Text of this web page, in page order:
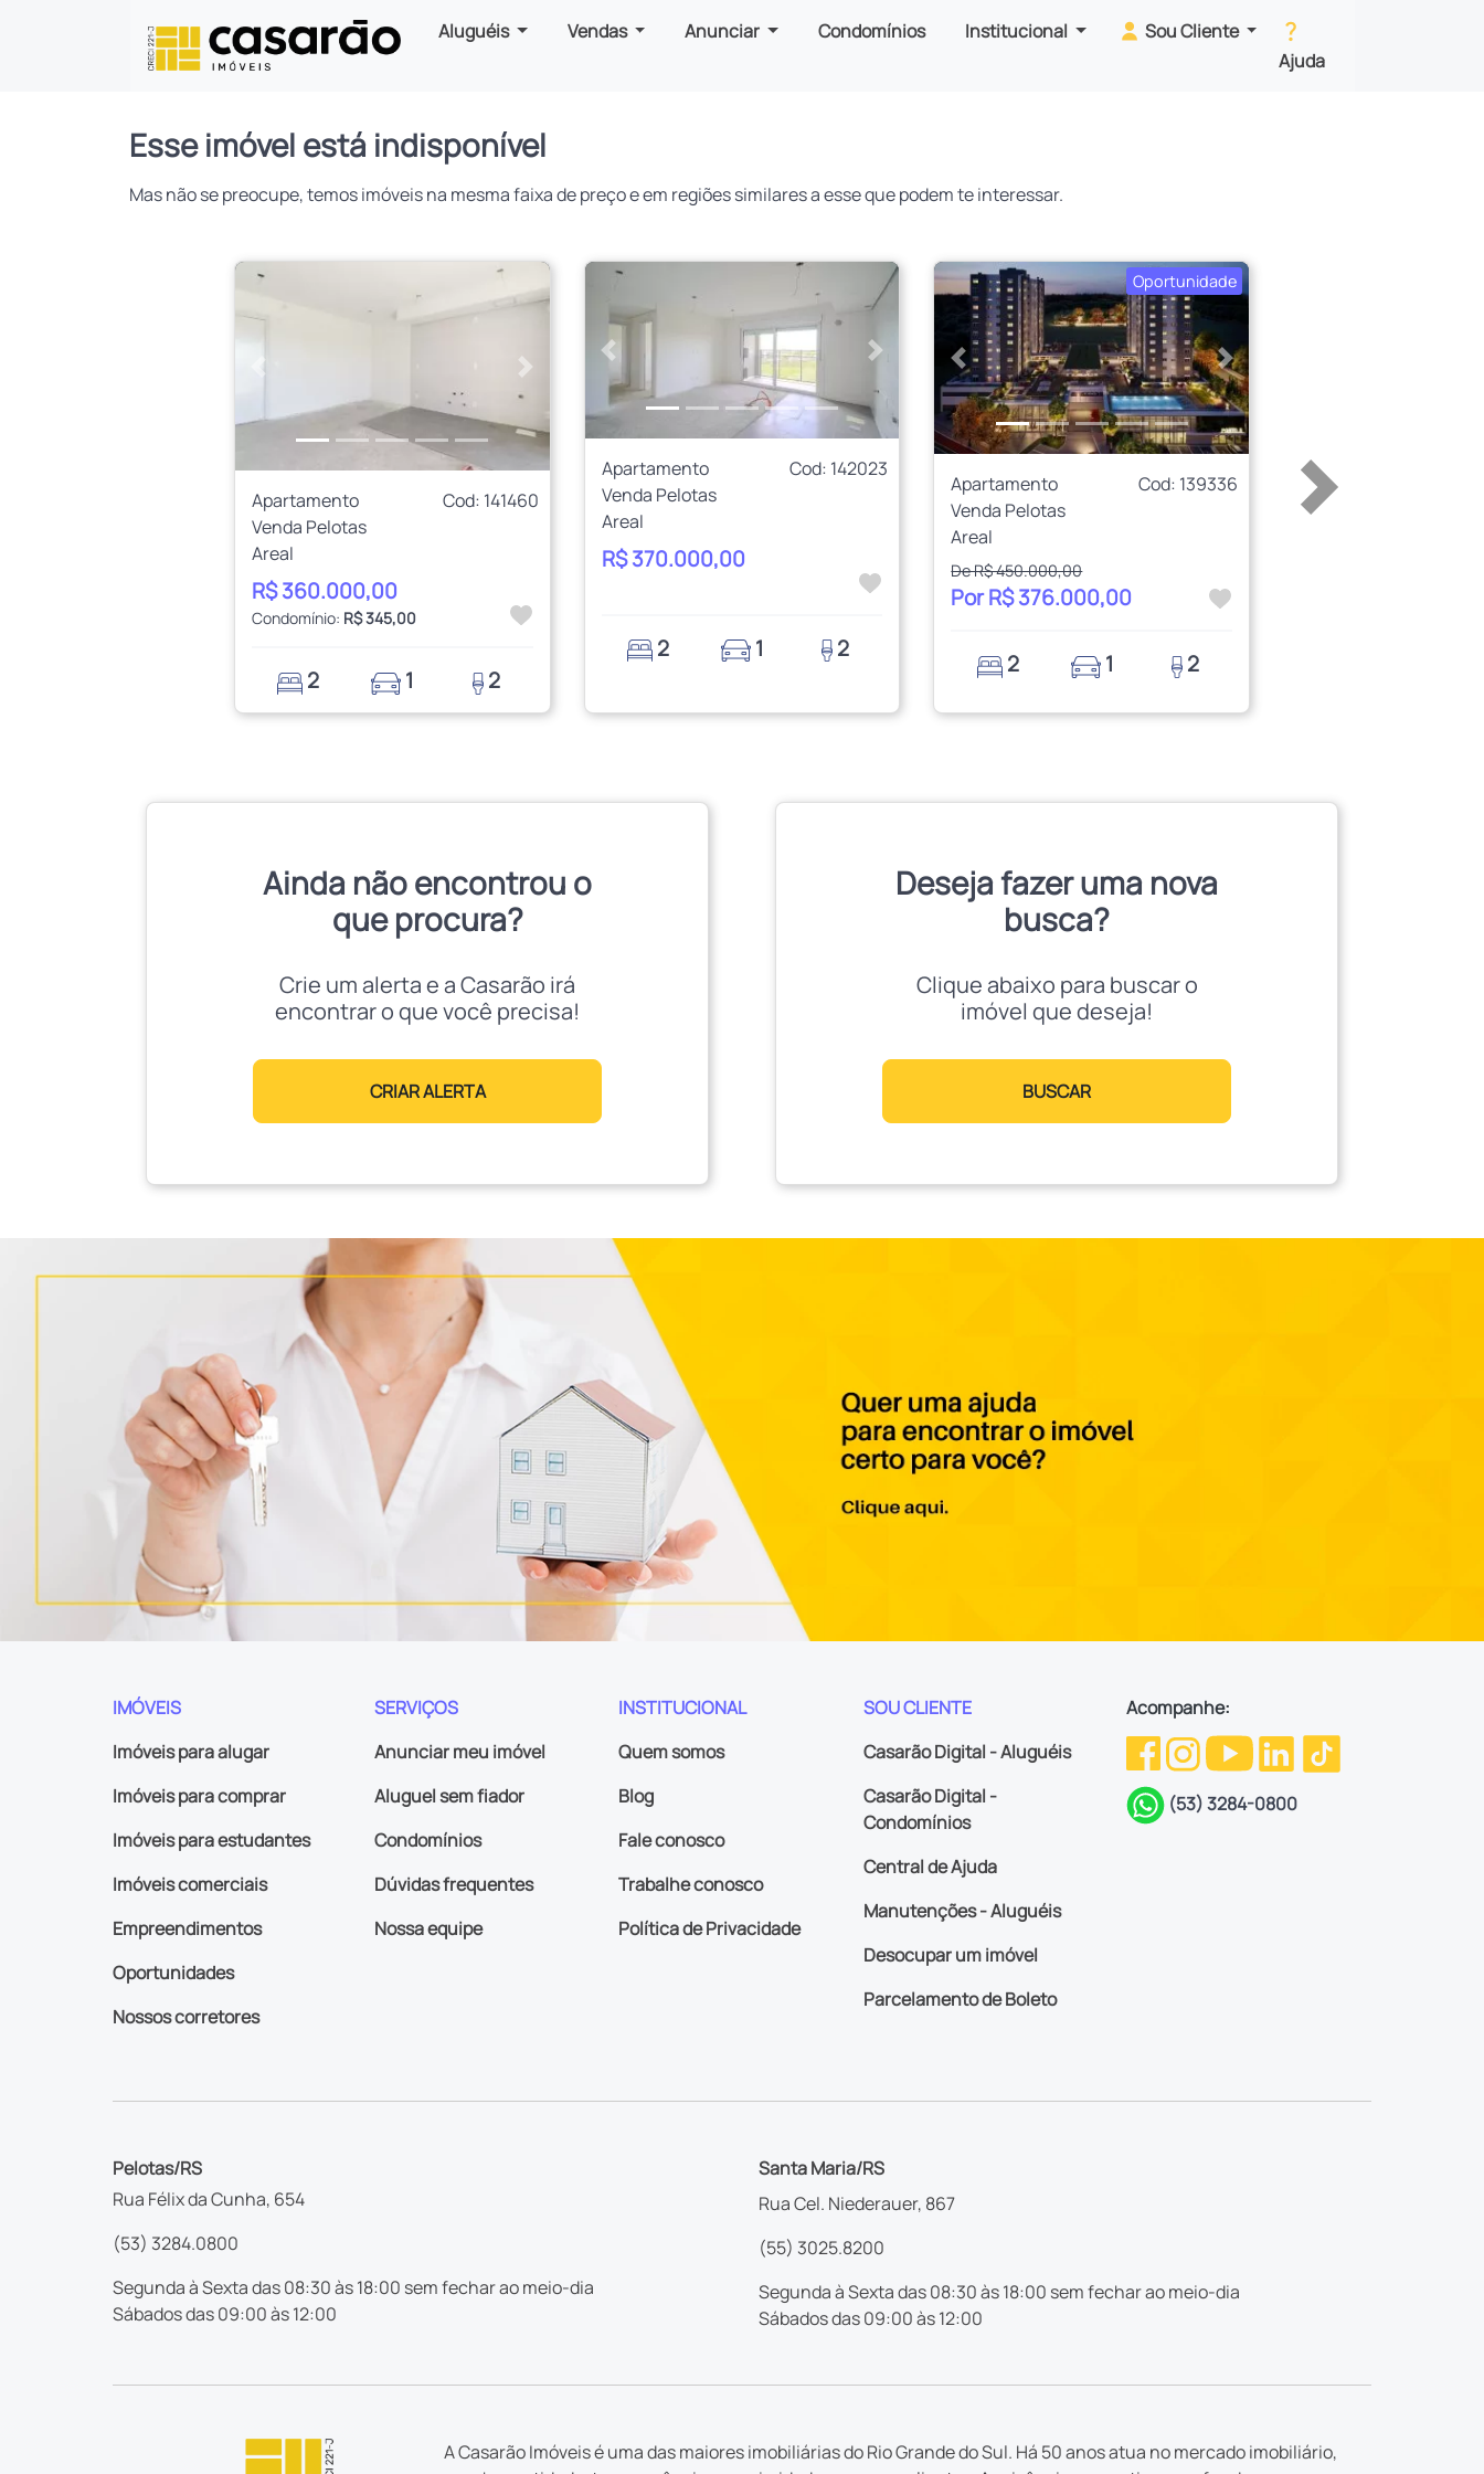
Aluguéis Vendas Anunciar Condomínios Institucional
Sou Cliente
Ajuda
Esse imóvel está indisponível
Mas não se preocupe, temos imóveis na mesma faixa de preço e em regiões similares a esse que podem te interessar.
Anterior Próximo
Apartamento
Cod: 141460
Venda Pelotas
Areal
R$ 360.000,00
Condomínio: R$ 345,00
2 1 2
Anterior Próximo
Apartamento
Cod: 142023
Venda Pelotas
Areal
R$ 370.000,00
2 1 2
Oportunidade
Anterior Próximo
Apartamento
Cod: 139336
Venda Pelotas
Areal
De R$ 450.000,00
Por R$ 376.000,00
2 1 2
Ainda não encontrou o
que procura?
Crie um alerta e a Casarão irá
encontrar o que você precisa!
CRIAR ALERTA
Deseja fazer uma nova
busca?
Clique abaixo para buscar o
imóvel que deseja!
BUSCAR
IMÓVEIS
Imóveis para alugar
Imóveis para comprar
Imóveis para estudantes
Imóveis comerciais
Empreendimentos
Oportunidades
Nossos corretores
SERVIÇOS
Anunciar meu imóvel
Aluguel sem fiador
Condomínios
Dúvidas frequentes
Nossa equipe
INSTITUCIONAL
Quem somos
Blog
Fale conosco
Trabalhe conosco
Política de Privacidade
SOU CLIENTE
Casarão Digital - Aluguéis
Casarão Digital -
Condomínios
Central de Ajuda
Manutenções - Aluguéis
Desocupar um imóvel
Parcelamento de Boleto
Acompanhe:
(53) 3284-0800
Pelotas/RS
Rua Félix da Cunha, 654
(53) 3284.0800
Segunda à Sexta das 08:30 às 18:00 sem fechar ao meio-dia
Sábados das 09:00 às 12:00
Santa Maria/RS
Rua Cel. Niederauer, 867
(55) 3025.8200
Segunda à Sexta das 08:30 às 18:00 sem fechar ao meio-dia
Sábados das 09:00 às 12:00
A Casarão Imóveis é uma das maiores imobiliárias do Rio Grande do Sul. Há 50 anos atua no mercado imobiliário,